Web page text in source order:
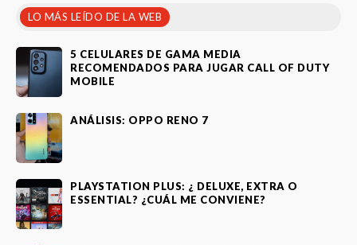
LO MÁS LEÍDO DE LA WEB
5 CELULARES DE GAMA MEDIA
RECOMENDADOS PARA JUGAR CALL OF DUTY
MOBILE
ANÁLISIS: OPPO RENO 7
PLAYSTATION PLUS: ¿ DELUXE, EXTRA O
ESSENTIAL? ¿CUÁL ME CONVIENE?